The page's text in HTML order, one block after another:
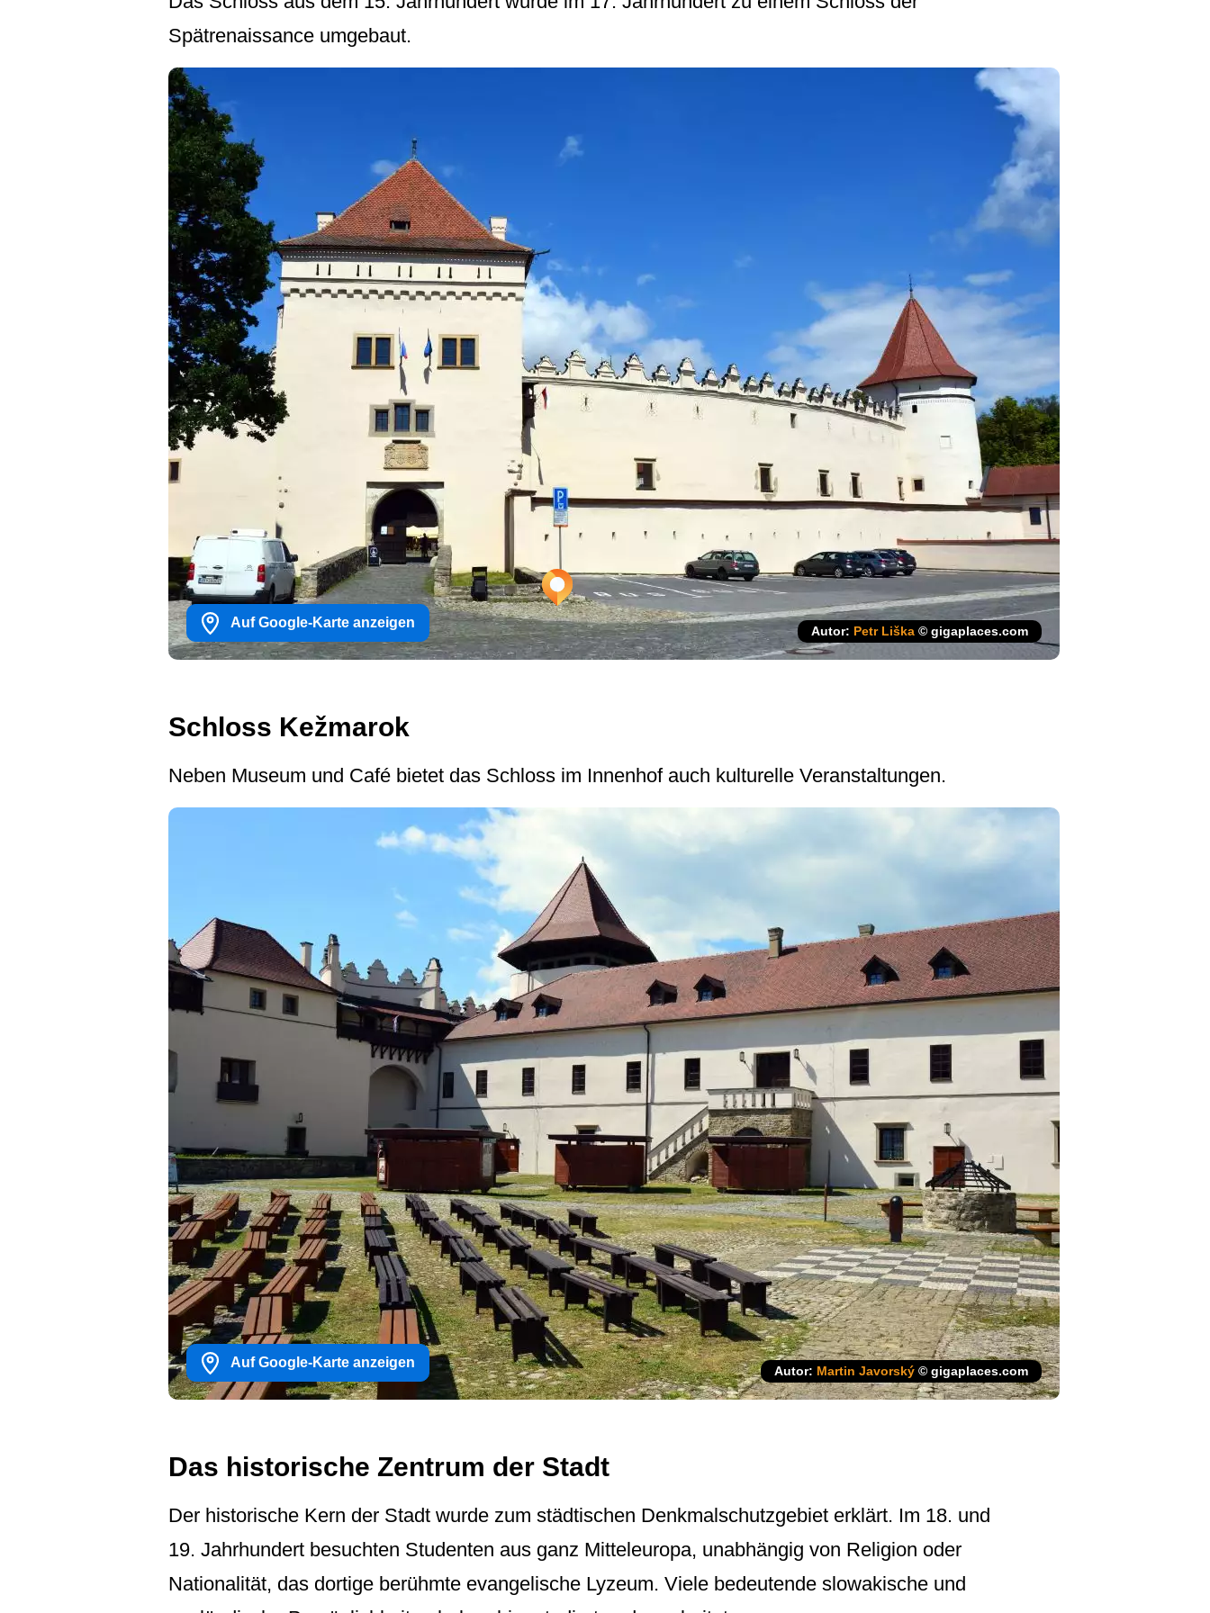
Spätrenaissance umgebaut.
Auf Google-Karte anzeigen
Autor: Petr Liška © gigaplaces.com
Schloss Kežmarok
Neben Museum und Café bietet das Schloss im Innenhof auch kulturelle Veranstaltungen.
Auf Google-Karte anzeigen
Autor: Martin Javorský © gigaplaces.com
Das historische Zentrum der Stadt
Der historische Kern der Stadt wurde zum städtischen Denkmalschutzgebiet erklärt. Im 18. und
19. Jahrhundert besuchten Studenten aus ganz Mitteleuropa, unabhängig von Religion oder
Nationalität, das dortige berühmte evangelische Lyzeum. Viele bedeutende slowakische und